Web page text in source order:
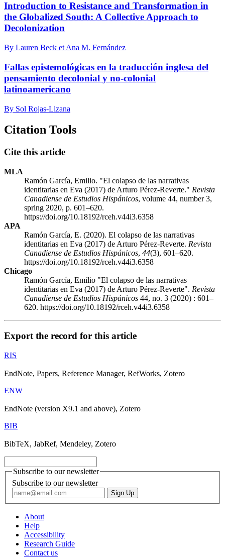
Introduction to Resistance and Transformation in
the Globalized South: A Collective Approach to
Decolonization
By Lauren Beck et Ana M. Fernández
Fallas epistemológicas en la traducción inglesa del
pensamiento decolonial y no-colonial
latinoamericano
By Sol Rojas-Lizana
Citation Tools
Cite this article
MLA
Ramón García, Emilio. "El colapso de las narrativas
identitarias en Eva (2017) de Arturo Pérez-Reverte." Revista
Canadiense de Estudios Hispánicos, volume 44, number 3,
spring 2020, p. 601–620.
https://doi.org/10.18192/rceh.v44i3.6358
APA
Ramón García, E. (2020). El colapso de las narrativas
identitarias en Eva (2017) de Arturo Pérez-Reverte. Revista
Canadiense de Estudios Hispánicos, 44(3), 601–620.
https://doi.org/10.18192/rceh.v44i3.6358
Chicago
Ramón García, Emilio "El colapso de las narrativas
identitarias en Eva (2017) de Arturo Pérez-Reverte". Revista
Canadiense de Estudios Hispánicos 44, no. 3 (2020) : 601–
620. https://doi.org/10.18192/rceh.v44i3.6358
Export the record for this article
RIS
EndNote, Papers, Reference Manager, RefWorks, Zotero
ENW
EndNote (version X9.1 and above), Zotero
BIB
BibTeX, JabRef, Mendeley, Zotero
Subscribe to our newsletter
Subscribe to our newsletter
About
Help
Accessibility
Research Guide
Contact us